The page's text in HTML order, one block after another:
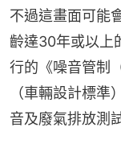
不過這畫面可能
齡達30年或以上
行的《噪音管制
（車輛設計標
音及廢氣排放測